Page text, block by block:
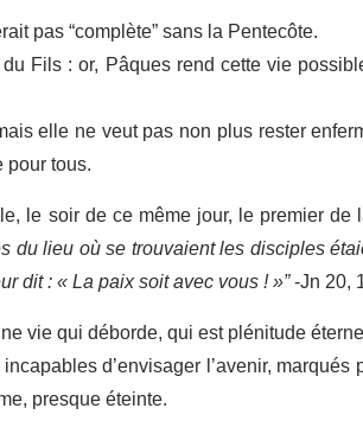
pas “complète” sans la Pentecôte.
Fils : or, Pâques rend cette vie
elle ne veut pas non plus rester
tous.
le soir de ce même jour, le premier de
lieu où se trouvaient les disciples
dit : « La paix soit avec vous ! »”-Jn 20,
vie qui déborde, qui est plénitude
d’envisager l’avenir, marqués
presque éteinte.